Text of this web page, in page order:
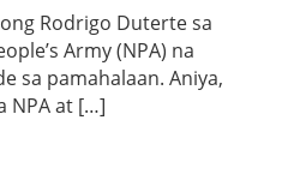
Rodrigo Duterte sa
Army (NPA) na
sa pamahalaan. Aniya,
NPA at […]